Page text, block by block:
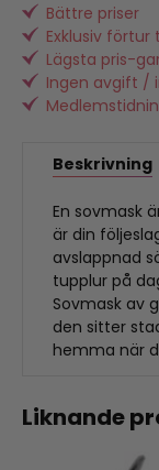
Bättre priser
Exklusiv
Lägsta pris-
Ingen avgift /
Beskrivning
En sovmask
är din
avslappnad
tupplur på
Sovmask av
den sitter
hemma när
Liknande